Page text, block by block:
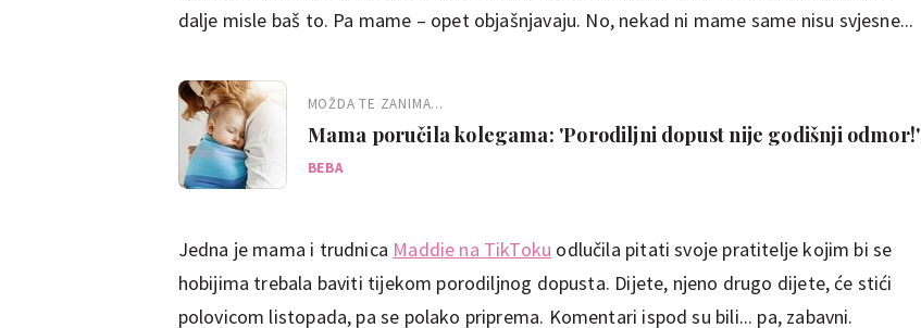
dalje misle baš to. Pa mame – opet objašnjavaju. No, nekad ni mame same nisu svjesne...
MOŽDA TE ZANIMA...
Mama poručila kolegama: 'Porodiljni dopust nije godišnji odmor!'
BEBA
Jedna je mama i trudnica Maddie na TikToku odlučila pitati svoje pratitelje kojim bi se
hobijima trebala baviti tijekom porodiljnog dopusta. Dijete, njeno drugo dijete, će stići
polovicom listopada, pa se polako priprema. Komentari ispod su bili... pa, zabavni.